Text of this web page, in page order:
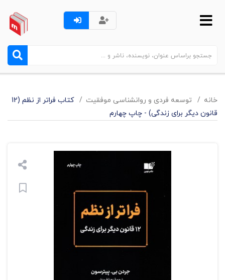
خانه توسعه فردی و روانشناسی موفقیت
کتاب فراتر از نظم (12
قانون دیگر برای زندگی) - چاپ چهارم